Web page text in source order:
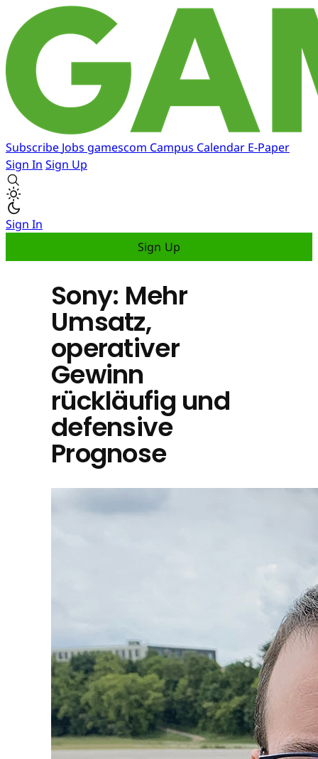
Subscribe Jobs gamescom Campus Calendar E-Paper
Sign In Sign Up
Sign In
Sign Up
Sony: Mehr
Umsatz,
operativer
Gewinn
rückläufig und
defensive
Prognose